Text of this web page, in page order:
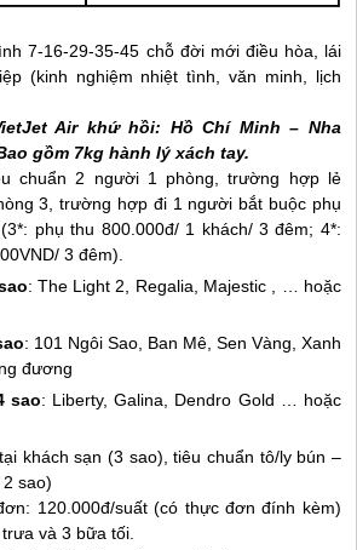
7-16-29-35-45 chỗ đời mới điều hòa, lái
(kinh nghiệm nhiệt tình, văn minh, lịch
Air khứ hồi: Hồ Chí Minh – Nha
gồm 7kg hành lý xách tay.
chuẩn 2 người 1 phòng, trường hợp lẻ
3, trường hợp đi 1 người bắt buộc phụ
phụ thu 800.000đ/ 1 khách/ 3 đêm; 4*:
3 đêm).
: The Light 2, Regalia, Majestic , … hoặc
: 101 Ngôi Sao, Ban Mê, Sen Vàng, Xanh
đương
sao: Liberty, Galina, Dendro Gold … hoặc
khách sạn (3 sao), tiêu chuẩn tô/ly bún –
sao)
120.000đ/suất (có thực đơn đính kèm)
và 3 bữa tối.